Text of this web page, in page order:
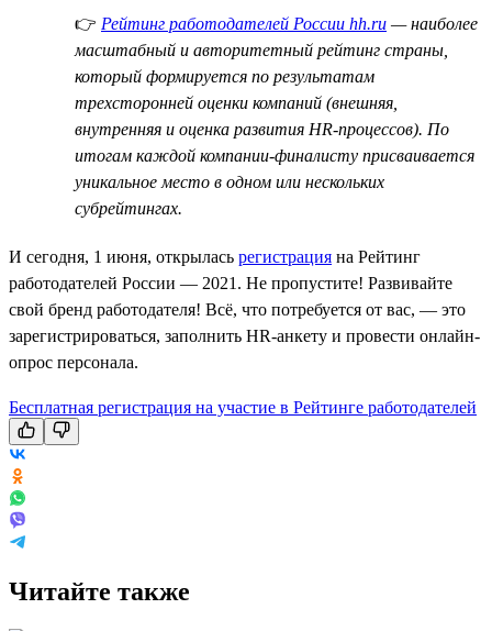
👉 Рейтинг работодателей России hh.ru — наиболее
масштабный и авторитетный рейтинг страны,
который формируется по результатам
трехсторонней оценки компаний (внешняя,
внутренняя и оценка развития HR-процессов). По
итогам каждой компании-финалисту присваивается
уникальное место в одном или нескольких
субрейтингах.
И сегодня, 1 июня, открылась регистрация на Рейтинг
работодателей России — 2021. Не пропустите! Развивайте
свой бренд работодателя! Всё, что потребуется от вас, — это
зарегистрироваться, заполнить HR-анкету и провести онлайн-
опрос персонала.
Бесплатная регистрация на участие в Рейтинге работодателей
Читайте также